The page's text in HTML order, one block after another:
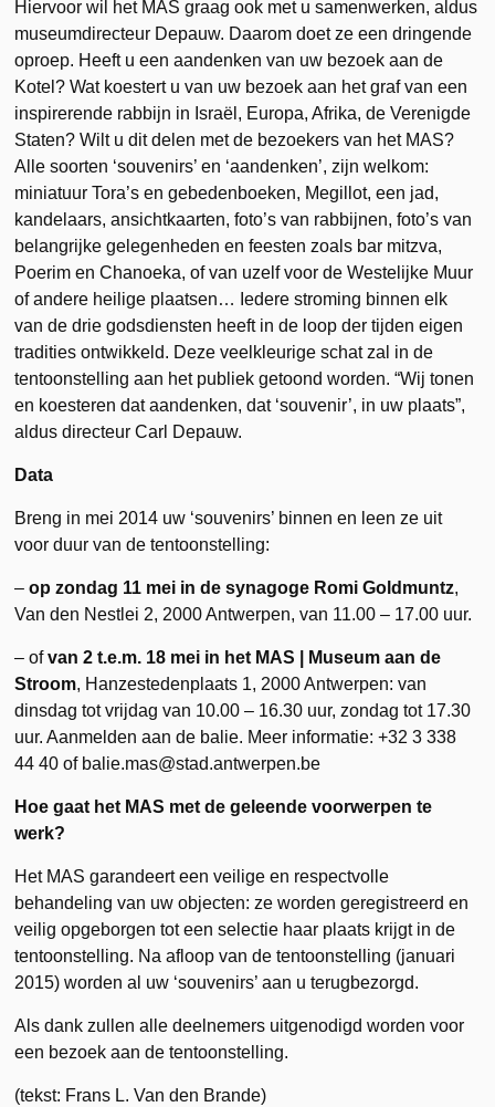
Hiervoor wil het MAS graag ook met u samenwerken, aldus
museumdirecteur Depauw. Daarom doet ze een dringende
oproep. Heeft u een aandenken van uw bezoek aan de
Kotel? Wat koestert u van uw bezoek aan het graf van een
inspirerende rabbijn in Israël, Europa, Afrika, de Verenigde
Staten? Wilt u dit delen met de bezoekers van het MAS?
Alle soorten ‘souvenirs’ en ‘aandenken’, zijn welkom:
miniatuur Tora’s en gebedenboeken, Megillot, een jad,
kandelaars, ansichtkaarten, foto’s van rabbijnen, foto’s van
belangrijke gelegenheden en feesten zoals bar mitzva,
Poerim en Chanoeka, of van uzelf voor de Westelijke Muur
of andere heilige plaatsen… Iedere stroming binnen elk
van de drie godsdiensten heeft in de loop der tijden eigen
tradities ontwikkeld. Deze veelkleurige schat zal in de
tentoonstelling aan het publiek getoond worden. “Wij tonen
en koesteren dat aandenken, dat ‘souvenir’, in uw plaats”,
aldus directeur Carl Depauw.
Data
Breng in mei 2014 uw ‘souvenirs’ binnen en leen ze uit
voor duur van de tentoonstelling:
–op zondag 11 mei in de synagoge Romi Goldmuntz,
Van den Nestlei 2, 2000 Antwerpen, van 11.00 – 17.00 uur.
– ofvan 2 t.e.m. 18 mei in het MAS | Museum aan de
Stroom, Hanzestedenplaats 1, 2000 Antwerpen: van
dinsdag tot vrijdag van 10.00 – 16.30 uur, zondag tot 17.30
uur. Aanmelden aan de balie. Meer informatie: +32 3 338
44 40 of balie.mas@stad.antwerpen.be
Hoe gaat het MAS met de geleende voorwerpen te
werk?
Het MAS garandeert een veilige en respectvolle
behandeling van uw objecten: ze worden geregistreerd en
veilig opgeborgen tot een selectie haar plaats krijgt in de
tentoonstelling. Na afloop van de tentoonstelling (januari
2015) worden al uw ‘souvenirs’ aan u terugbezorgd.
Als dank zullen alle deelnemers uitgenodigd worden voor
een bezoek aan de tentoonstelling.
(tekst: Frans L. Van den Brande)